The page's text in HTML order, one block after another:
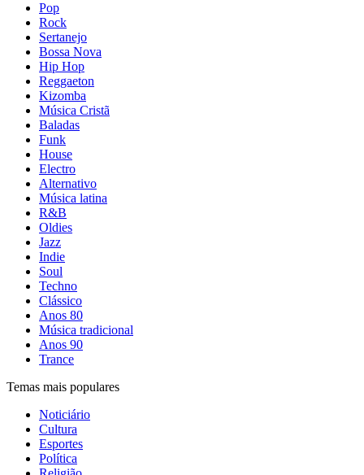
Pop
Rock
Sertanejo
Bossa Nova
Hip Hop
Reggaeton
Kizomba
Música Cristã
Baladas
Funk
House
Electro
Alternativo
Música latina
R&B
Oldies
Jazz
Indie
Soul
Techno
Clássico
Anos 80
Música tradicional
Anos 90
Trance
Temas mais populares
Noticiário
Cultura
Esportes
Política